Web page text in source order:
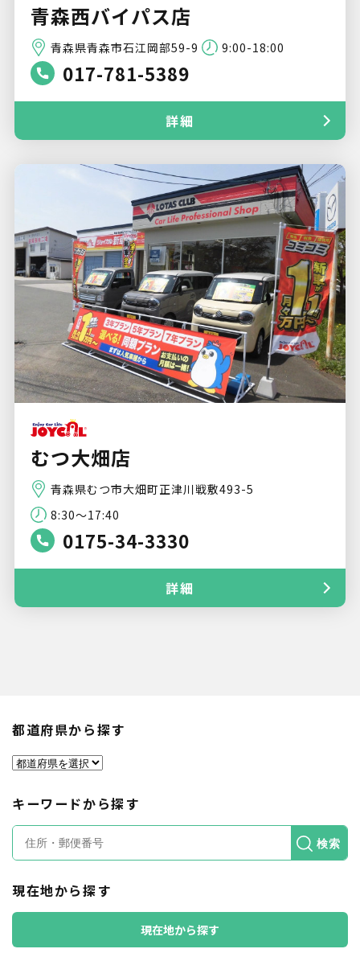
青森西バイパス店
青森県青森市石江岡部59-9 9:00-18:00
017-781-5389
詳細
むつ大畑店
青森県むつ市大畑町正津川戦敷493-5
8:30～17:40
0175-34-3330
詳細
都道府県から探す
キーワードから探す
検索
現在地から探す
現在地から探す